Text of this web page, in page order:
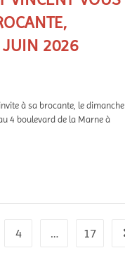
2026
à sa brocante, le dimanche
4 boulevard de la Marne à
4 … 17